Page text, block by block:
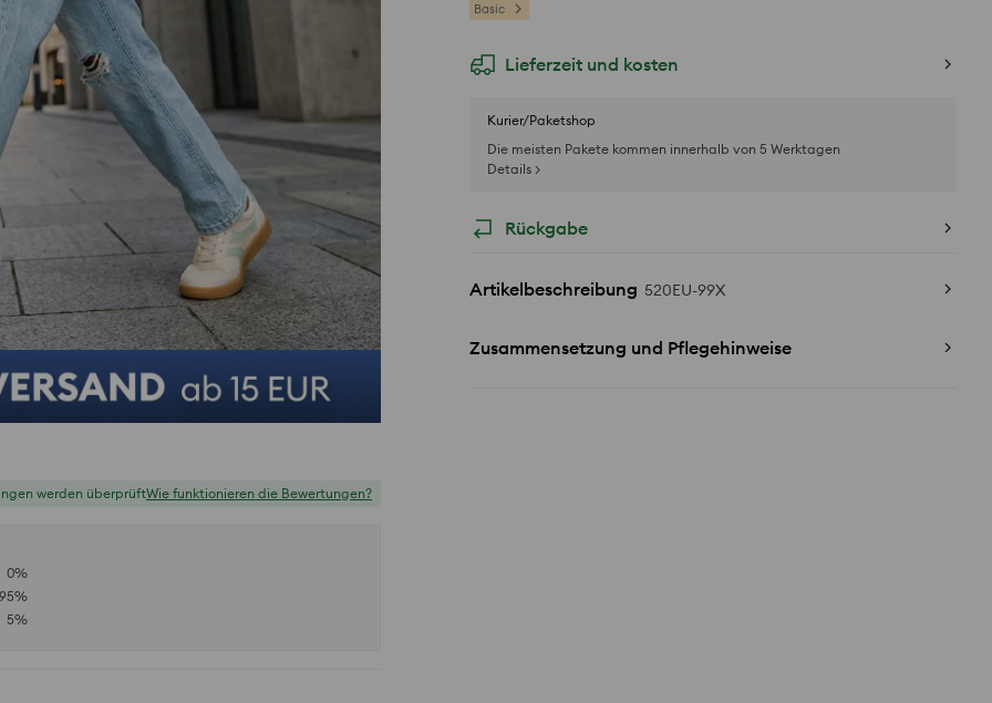
Basic
Lieferzeit und kosten
Kurier/Paketshop
Die meisten Pakete kommen innerhalb von 5 Werktagen
Details >
Rückgabe
Artikelbeschreibung 520EU-99X
Zusammensetzung und Pflegehinweise
werden überprüftWie funktionieren die Bewertungen?
0%
95%
5%